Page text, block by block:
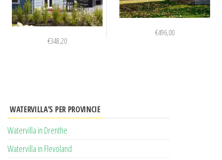
€348,20
€496,00
WATERVILLA’S PER PROVINCIE
Watervilla in Drenthe
Watervilla in Flevoland